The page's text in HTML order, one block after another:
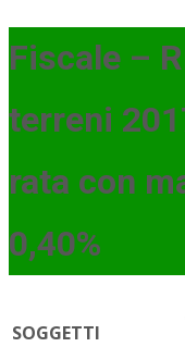
Fiscale –
terreni
rata con
0,40%
SOGGETTI